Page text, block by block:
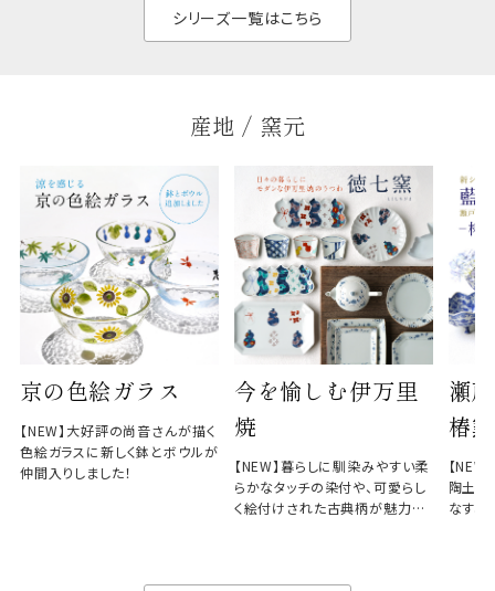
シリーズ一覧はこちら
産地 / 窯元
京の色絵ガラス
【NEW】大好評の尚音さんが描く
色絵ガラスに新しく鉢とボウルが
仲間入りしました！
今を愉しむ伊万里
焼
【NEW】暮らしに馴染みやすい柔
らかなタッチの染付や、可愛らし
く絵付けされた古典柄が魅力の
瀬
椿窯
【
陶土と
なす、